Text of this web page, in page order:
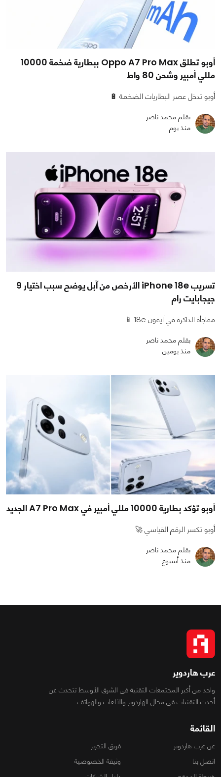
أوبو تطلق Oppo A7 Pro Max ببطارية ضخمة 10000
مللي أمبير وشحن 80 واط
أوبو تدخل عصر البطاريات الضخمة 🔋
بقلم محمد ناصر
منذ يوم
تسريب iPhone 18e الأرخص من آبل يوضح سبب اختيار 9
جيجابايت رام
مفاجأة الذاكرة في آيفون 18e 📱
بقلم محمد ناصر
منذ يومين
أوبو تؤكد بطارية 10000 مللي أمبير في A7 Pro Max الجديد
أوبو تكسر الرقم القياسي 🚀
بقلم محمد ناصر
منذ أسبوع
عرب هاردوير
واحد من أكبر المجتمعات التقنية فى الشرق الأوسط تتحدث عن
أحدث التقنيات فى مجال الهاردوير والألعاب والهواتف
القائمة
عن عرب هاردوير
فريق التحرير
اتصل بنا
وثيقة الخصوصية